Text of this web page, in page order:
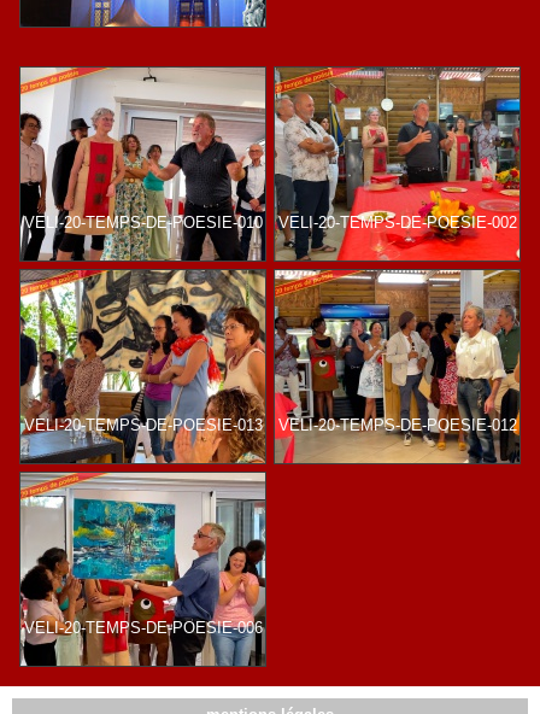
VELI-20-TEMPS-DE-POESIE-010 VELI-20-TEMPS-DE-POESIE-002
VELI-20-TEMPS-DE-POESIE-013 VELI-20-TEMPS-DE-POESIE-012
VELI-20-TEMPS-DE-POESIE-006